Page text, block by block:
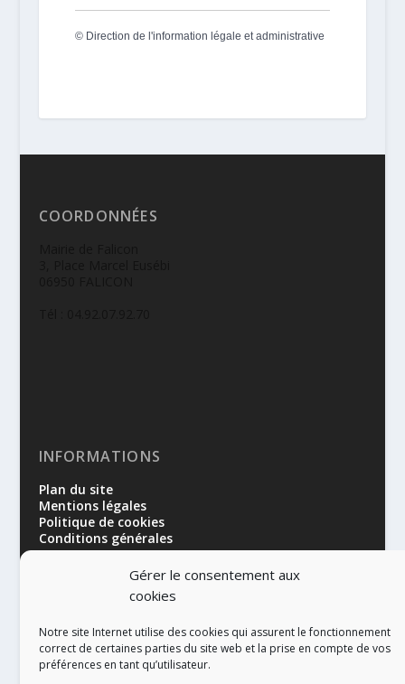
Gérer le consentement aux
cookies
Notre site Internet utilise des cookies qui assurent le fonctionnement
correct de certaines parties du site web et la prise en compte de vos
préférences en tant qu’utilisateur.
© Direction de l'information légale et administrative
COORDONNÉES
INFORMATIONS
Plan du site
Mentions légales
Politique de cookies
Conditions générales